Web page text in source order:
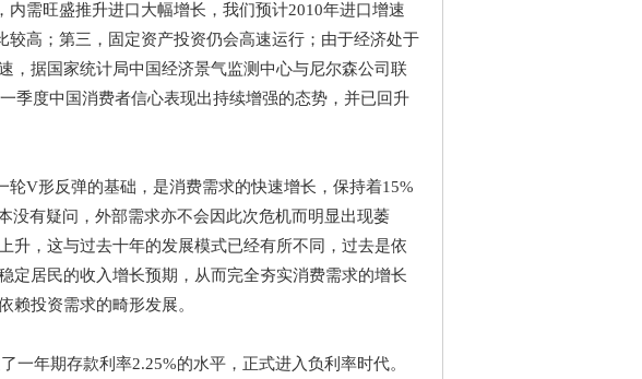
需旺盛推升进口大幅增长，我们预计2010年进口增速
高；第三，固定资产投资仍会高速运行；由于经济处于
，据国家统计局中国经济景气监测中心与尼尔森公司联
季度中国消费者信心表现出持续增强的态势，并已回升
V形反弹的基础，是消费需求的快速增长，保持着15%
没有疑问，外部需求亦不会因此次危机而明显出现萎
升，这与过去十年的发展模式已经有所不同，过去是依
定居民的收入增长预期，从而完全夯实消费需求的增长
赖投资需求的畸形发展。
年期存款利率2.25%的水平，正式进入负利率时代。